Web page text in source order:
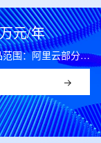
元/年
教师(含博士后)及科研工作者可申请。适用产品范围：阿里云部分公共云产品，可开科研发票。